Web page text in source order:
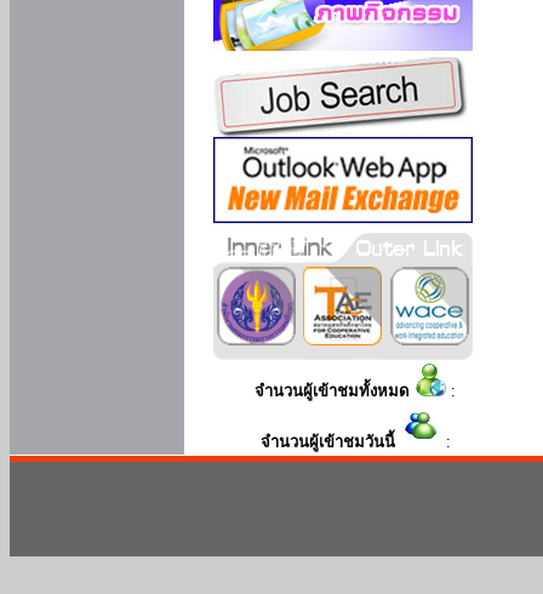
จำนวนผู้เข้าชมทั้งหมด :
จำนวนผู้เข้าชมวันนี้ :